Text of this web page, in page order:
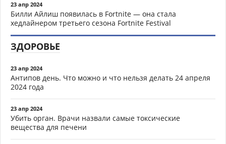
23 апр 2024
Билли Айлиш появилась в Fortnite — она стала
хедлайнером третьего сезона Fortnite Festival
ЗДОРОВЬЕ
23 апр 2024
Антипов день. Что можно и что нельзя делать 24 апреля
2024 года
23 апр 2024
Убить орган. Врачи назвали самые токсические
вещества для печени